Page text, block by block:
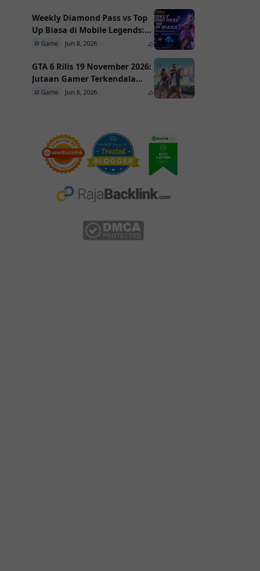
Weekly Diamond Pass vs Top
Up Biasa di Mobile Legends:
Mana yang Paling
Game Jun 8, 2026
GTA 6 Rilis 19 November 2026:
Jutaan Gamer Terkendala
Akses dan Industri Game
Game Jun 6, 2026